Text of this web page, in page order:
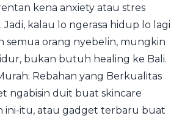
kena anxiety atau stres
kalau lo ngerasa hidup lo lagi
semua orang nyebelin, mungkin
bukan butuh healing ke Bali.
Rebahan yang Berkualitas
ngabisin duit buat skincare
ini-itu, atau gadget terbaru buat